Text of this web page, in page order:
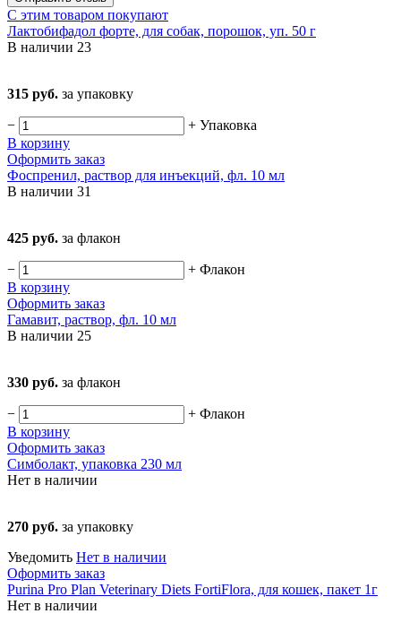
С этим товаром покупают
Лактобифадол форте, для собак, порошок, уп. 50 г
В наличии 23
315 руб. за упаковку
− + Упаковка
В корзину
Оформить заказ
Фоспренил, раствор для инъекций, фл. 10 мл
В наличии 31
425 руб. за флакон
− + Флакон
В корзину
Оформить заказ
Гамавит, раствор, фл. 10 мл
В наличии 25
330 руб. за флакон
− + Флакон
В корзину
Оформить заказ
Симболакт, упаковка 230 мл
Нет в наличии
270 руб. за упаковку
Уведомить Нет в наличии
Оформить заказ
Purina Pro Plan Veterinary Diets FortiFlora, для кошек, пакет 1г
Нет в наличии